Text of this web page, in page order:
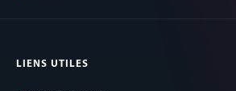
LIENS UTILES